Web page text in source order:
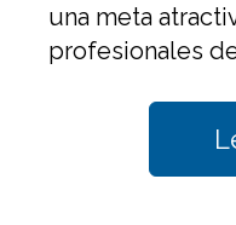
una meta
profesionales